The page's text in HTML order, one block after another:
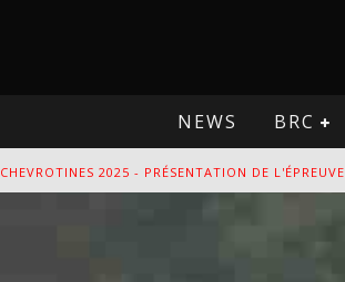
NEWS BRC
CHEVROTINES 2025 - PRÉSENTATION DE L'ÉPREUVE